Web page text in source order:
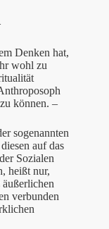
Denken hat,
wohl zu
können. –
sogenannten
auf das
Sozialen
heißt nur,
äußerlichen
verbunden